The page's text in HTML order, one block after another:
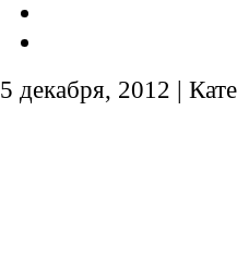
5 декабря, 2012 |